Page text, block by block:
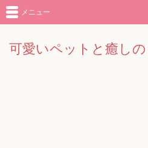
可愛いペットと癒し
メニュー